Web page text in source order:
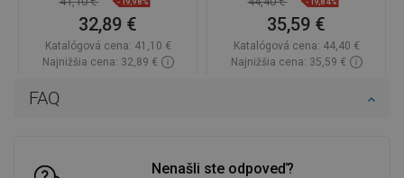
FAQ
Nenašli ste odpoveď?
32,89 €
Katalógová cena: 41,10 €
Najnižšia cena: 32,89 €
35,59 €
Katalógová cena: 44,40 €
Najnižšia cena: 35,59 €